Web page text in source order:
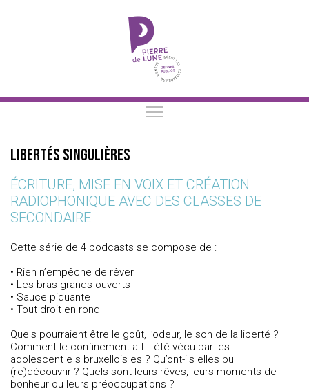
Libertés singulières
ÉCRITURE, MISE EN VOIX ET CRÉATION
RADIOPHONIQUE AVEC DES CLASSES DE
SECONDAIRE
Cette série de 4 podcasts se compose de :
• Rien n’empêche de rêver
• Les bras grands ouverts
• Sauce piquante
• Tout droit en rond
Quels pourraient être le goût, l’odeur, le son de la liberté ?
Comment le confinement a-t-il été vécu par les
adolescent·e·s bruxellois·es ? Qu’ont-ils·elles pu
(re)découvrir ? Quels sont leurs rêves, leurs moments de
bonheur ou leurs préoccupations ?